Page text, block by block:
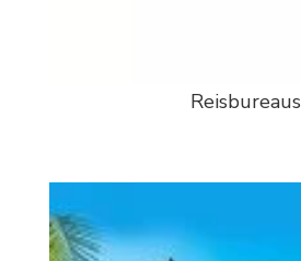
Reisbureaus